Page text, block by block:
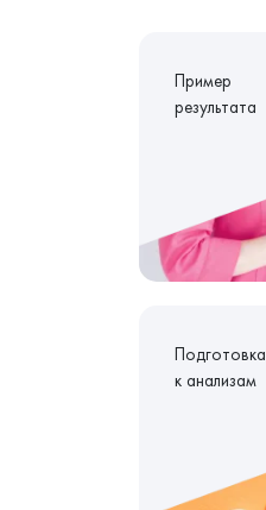
Пример
результата
Подготовка
к анализам